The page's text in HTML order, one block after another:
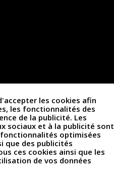
05 63 34 51 88
les cookies afin
les fonctionnalités des
de la publicité. Les
sociaux et à la publicité sont
optimisées
que des publicités
ces cookies ainsi que les
de vos données